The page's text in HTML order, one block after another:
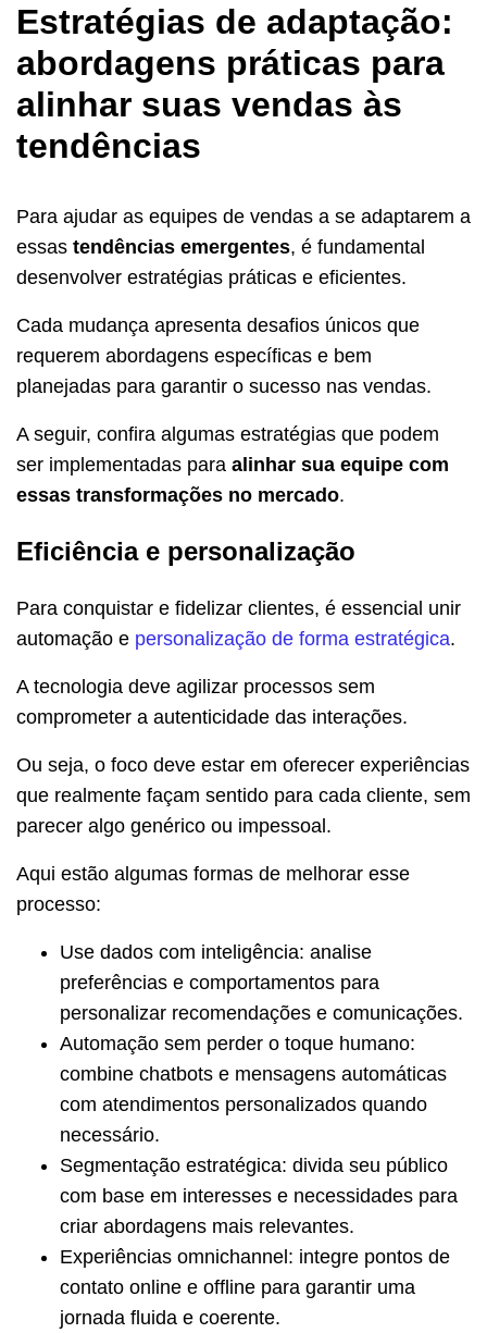
Estratégias de adaptação:
abordagens práticas para
alinhar suas vendas às
tendências
Para ajudar as equipes de vendas a se adaptarem a
essas tendências emergentes, é fundamental
desenvolver estratégias práticas e eficientes.
Cada mudança apresenta desafios únicos que
requerem abordagens específicas e bem
planejadas para garantir o sucesso nas vendas.
A seguir, confira algumas estratégias que podem
ser implementadas para alinhar sua equipe com
essas transformações no mercado.
Eficiência e personalização
Para conquistar e fidelizar clientes, é essencial unir
automação e personalização de forma estratégica.
A tecnologia deve agilizar processos sem
comprometer a autenticidade das interações.
Ou seja, o foco deve estar em oferecer experiências
que realmente façam sentido para cada cliente, sem
parecer algo genérico ou impessoal.
Aqui estão algumas formas de melhorar esse
processo:
Use dados com inteligência: analise
preferências e comportamentos para
personalizar recomendações e comunicações.
Automação sem perder o toque humano:
combine chatbots e mensagens automáticas
com atendimentos personalizados quando
necessário.
Segmentação estratégica: divida seu público
com base em interesses e necessidades para
criar abordagens mais relevantes.
Experiências omnichannel: integre pontos de
contato online e offline para garantir uma
jornada fluida e coerente.